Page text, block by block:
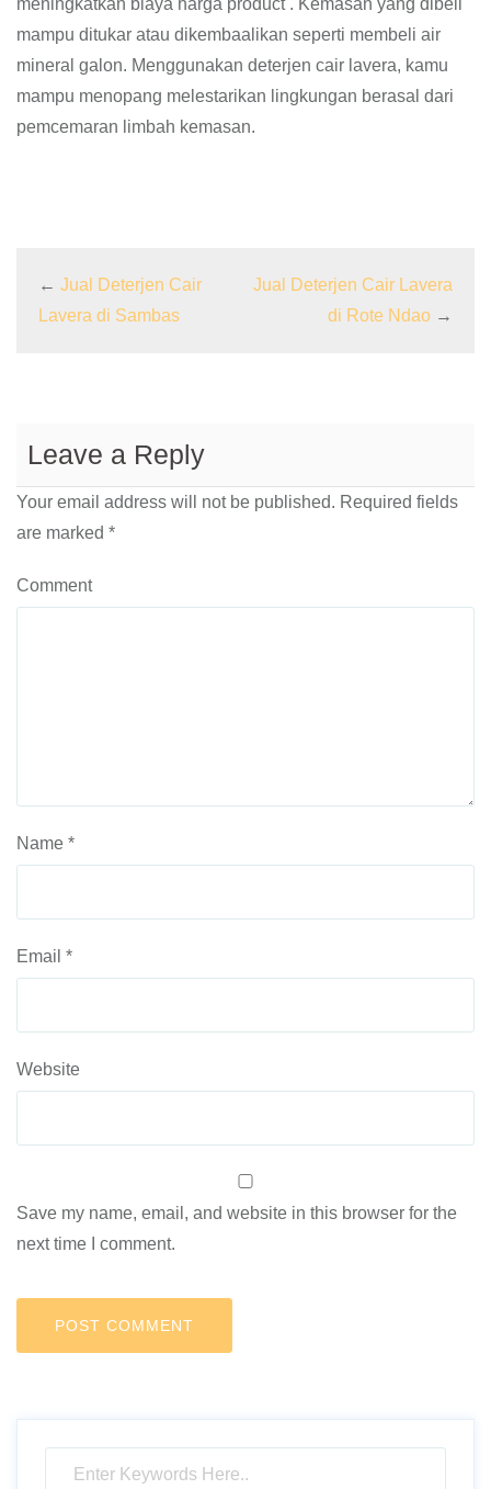
meningkatkan biaya harga product . Kemasan yang dibeli
mampu ditukar atau dikembaalikan seperti membeli air
mineral galon. Menggunakan deterjen cair lavera, kamu
mampu menopang melestarikan lingkungan berasal dari
pemcemaran limbah kemasan.
← Jual Deterjen Cair
Lavera di Sambas
Jual Deterjen Cair Lavera
di Rote Ndao →
Leave a Reply
Your email address will not be published. Required fields
are marked *
Comment
Name *
Email *
Website
Save my name, email, and website in this browser for the
next time I comment.